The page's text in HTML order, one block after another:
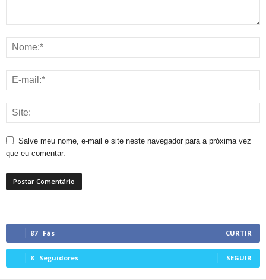
Salve meu nome, e-mail e site neste navegador para a próxima vez
que eu comentar.
87 Fãs CURTIR
8 Seguidores SEGUIR